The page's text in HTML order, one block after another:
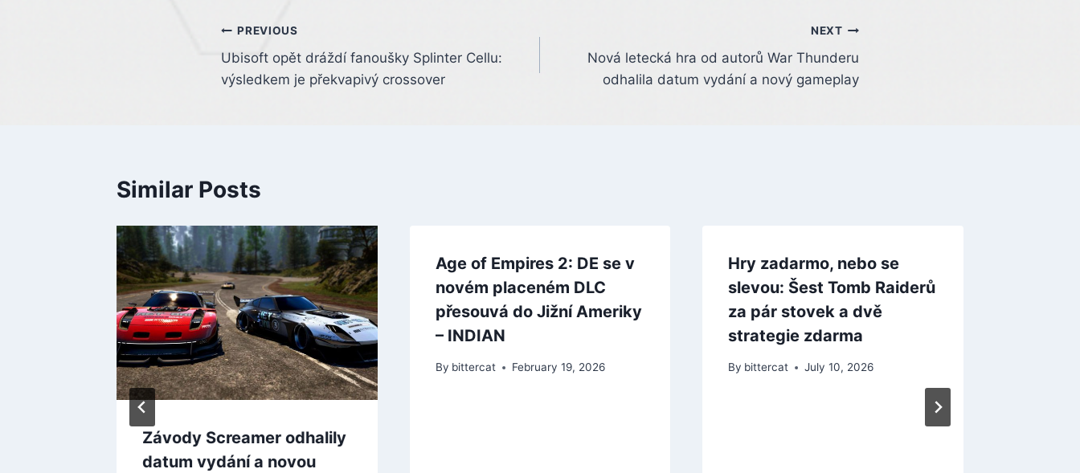
Post
navigation
PREVIOUS
Ubisoft opět dráždí fanoušky Splinter Cellu:
výsledkem je překvapivý crossover
NEXT
Nová letecká hra od autorů War Thunderu
odhalila datum vydání a nový gameplay
Similar Posts
Závody Screamer odhalily
datum vydání a novou
Age of Empires 2: DE se v
novém placeném DLC
přesouvá do Jižní Ameriky
– INDIAN
By bittercat February 19, 2026
Hry zadarmo, nebo se
slevou: Šest Tomb Raiderů
za pár stovek a dvě
strategie zdarma
By bittercat July 10, 2026